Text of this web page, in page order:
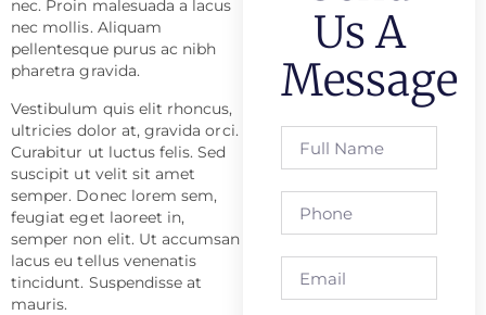
nec. Proin malesuada a lacus
nec mollis. Aliquam
pellentesque purus ac nibh
pharetra gravida.
Vestibulum quis elit rhoncus,
ultricies dolor at, gravida orci.
Curabitur ut luctus felis. Sed
suscipit ut velit sit amet
semper. Donec lorem sem,
feugiat eget laoreet in,
semper non elit. Ut accumsan
lacus eu tellus venenatis
tincidunt. Suspendisse at
mauris.
Us A
Message